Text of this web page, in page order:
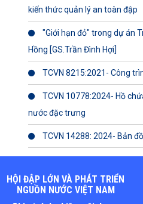
kiến thức quản lý an toàn đập
"Giới hạn đỏ" trong dự án
Hồng [GS.Trần Đình Hợi]
TCVN 8215:2021- Công
TCVN 10778:2024- Hồ
nước đặc trưng
TCVN 14288: 2024- Bản
HỘI ĐẬP LỚN VÀ PHÁT TRIỂN
NGUỒN NƯỚC VIỆT NAM